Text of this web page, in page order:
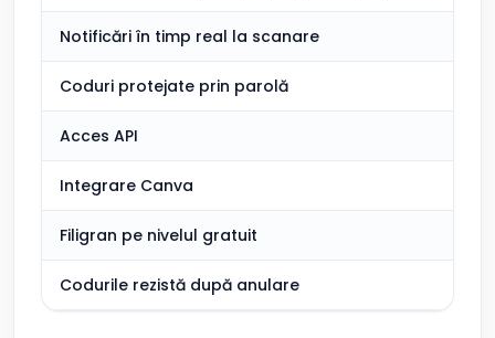
Notificări în timp real la scanare
Coduri protejate prin parolă
Acces API
Integrare Canva
Filigran pe nivelul gratuit
Codurile rezistă după anulare